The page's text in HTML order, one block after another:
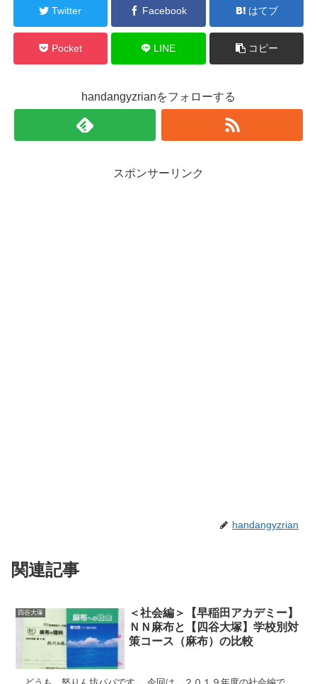
Twitter Facebook はてブ
Pocket LINE コピー
handangyzrianをフォローする
スポンサーリンク
handangyzrian
関連記事
四谷大塚
＜社会編＞【早稲田アカデミー】
ＮＮ麻布と【四谷大塚】学校別対
策コース（麻布）の比較